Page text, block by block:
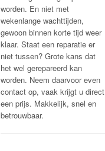
worden. En niet met
wekenlange wachttijden,
gewoon binnen korte tijd weer
klaar. Staat een reparatie er
niet tussen? Grote kans dat
het wel gerepareerd kan
worden. Neem daarvoor even
contact op, vaak krijgt u direct
een prijs. Makkelijk, snel en
betrouwbaar.